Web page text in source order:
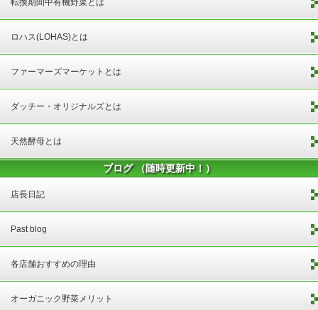
ロハス(LOHAS)とは
ファーマーズマーケットとは
ダッチー・オリジナルズとは
天然酵母とは
ブログ （随時更新中！）
店長日記
Past blog
各店舗おすすめの理由
オーガニック野菜メリット